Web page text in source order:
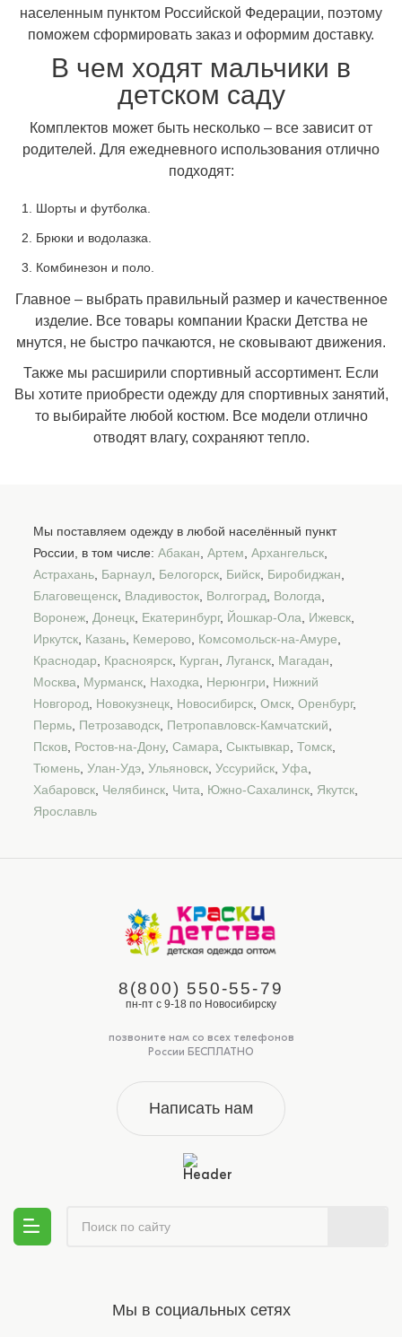
населенным пунктом Российской Федерации, поэтому
поможем сформировать заказ и оформим доставку.
В чем ходят мальчики в
детском саду
Комплектов может быть несколько – все зависит от
родителей. Для ежедневного использования отлично
подходят:
Шорты и футболка.
Брюки и водолазка.
Комбинезон и поло.
Главное – выбрать правильный размер и качественное
изделие. Все товары компании Краски Детства не
мнутся, не быстро пачкаются, не сковывают движения.
Также мы расширили спортивный ассортимент. Если
Вы хотите приобрести одежду для спортивных занятий,
то выбирайте любой костюм. Все модели отлично
отводят влагу, сохраняют тепло.
Мы поставляем одежду в любой населённый пункт
России, в том числе: Абакан Артем Архангельск
Астрахань Барнаул Белогорск Бийск Биробиджан
Благовещенск Владивосток Волгоград Вологда
Воронеж Донецк Екатеринбург, Йошкар-Ола Ижевск
Иркутск Казань Кемерово Комсомольск-на-Амуре
Краснодар
Красноярск Курган Луганск Магадан
Москва
Мурманск Находка Нерюнгри
Нижний
Новгород
Новокузнецк Новосибирск Омск Оренбург,
Пермь Петрозаводск Петропавловск-Камчатский
Псков Ростов-на-Дону, Самара Сыктывкар Томск
Тюмень Улан-Удэ Ульяновск Уссурийск Уфа
Хабаровск Челябинск Чита Южно-Сахалинск Якутск
Ярославль
8(800) 550-55-79
пн-пт с 9-18 по Новосибирску
позвоните нам со всех телефонов
России БЕСПЛАТНО
Написать нам
Мы в социальных сетях